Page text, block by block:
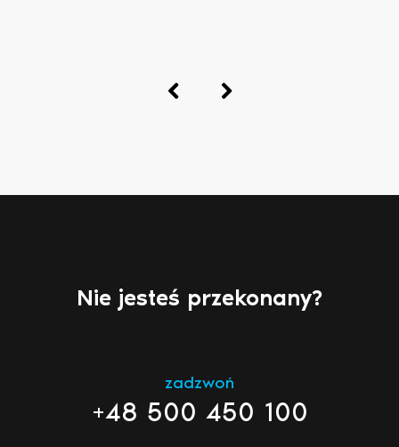
Nie jesteś przekonany?
zadzwoń
+48 500 450 100